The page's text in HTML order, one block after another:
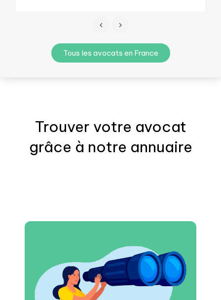
Tous les avocats en France
Trouver votre avocat
grâce à notre annuaire